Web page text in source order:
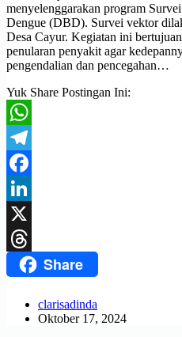
menyelenggarakan program
Dengue (DBD). Survei vektor
Desa Cayur. Kegiatan ini
penularan penyakit agar
pengendalian dan pencegahan…
Yuk Share Postingan Ini:
WhatsApp
Telegram
Facebook
LinkedIn
X
ThreadsShare
clarisadinda
Oktober 17, 2024